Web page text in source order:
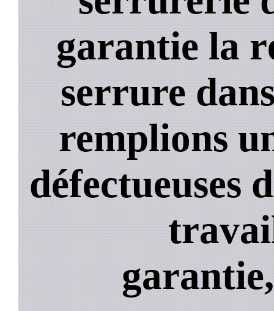
garantie la
serrure
remplions
défectueuses
garantie,